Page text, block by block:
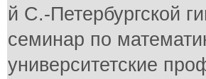
й С.-Петербургской
семинар по
университетские